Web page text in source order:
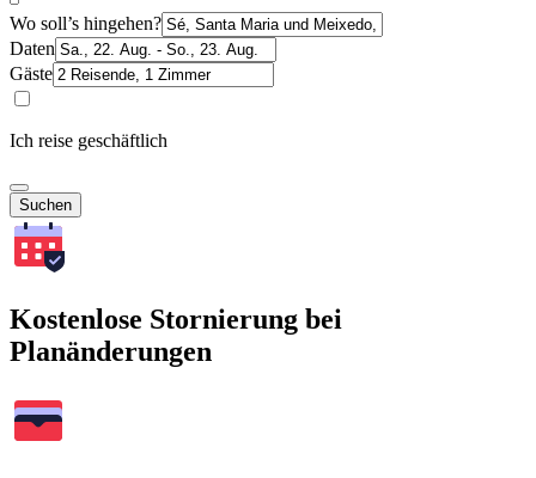
Wo soll’s hingehen?
Daten
Gäste
Ich reise geschäftlich
Suchen
Kostenlose Stornierung bei
Planänderungen